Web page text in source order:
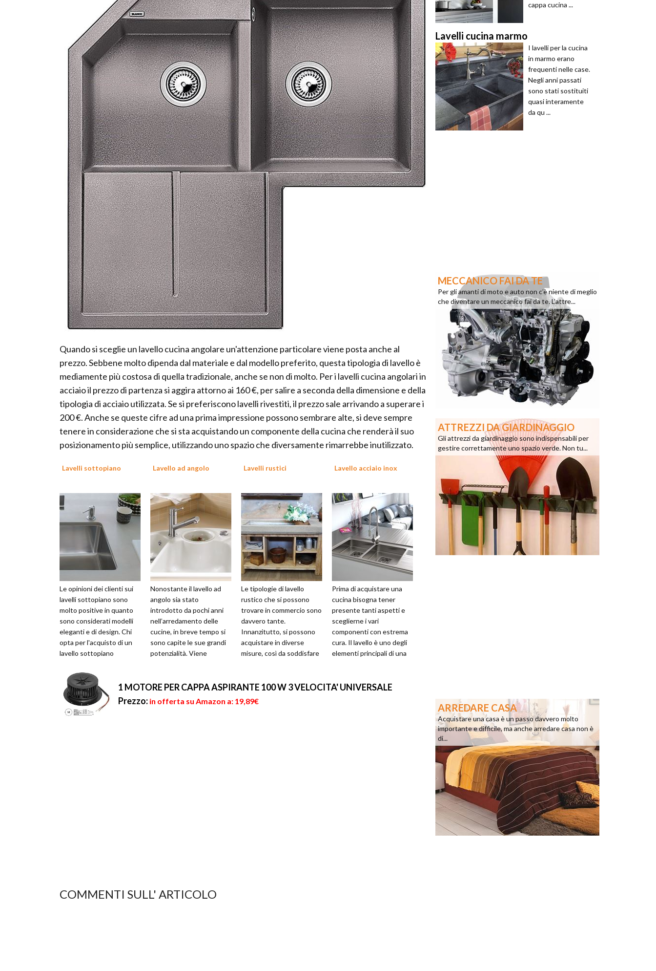
Quando si sceglie un lavello cucina angolare un'attenzione particolare viene posta anche al
prezzo. Sebbene molto dipenda dal materiale e dal modello preferito, questa tipologia di lavello è
mediamente più costosa di quella tradizionale, anche se non di molto. Per i lavelli cucina angolari in
acciaio il prezzo di partenza si aggira attorno ai 160 €, per salire a seconda della dimensione e della
tipologia di acciaio utilizzata. Se si preferiscono lavelli rivestiti, il prezzo sale arrivando a superare i
200 €. Anche se queste cifre ad una prima impressione possono sembrare alte, si deve sempre
tenere in considerazione che si sta acquistando un componente della cucina che renderà il suo
posizionamento più semplice, utilizzando uno spazio che diversamente rimarrebbe inutilizzato.
Lavelli sottopiano
Le opinioni dei clienti sui
lavelli sottopiano sono
molto positive in quanto
sono considerati modelli
eleganti e di design. Chi
opta per l'acquisto di un
lavello sottopiano
pos...
Lavello ad angolo
Nonostante il lavello ad
angolo sia stato
introdotto da pochi anni
nell’arredamento delle
cucine, in breve tempo si
sono capite le sue grandi
potenzialità. Viene
Lavelli rustici
Le tipologie di lavello
rustico che si possono
trovare in commercio sono
davvero tante.
Innanzitutto, si possono
acquistare in diverse
misure, così da soddisfare
Lavello acciaio inox
Prima di acquistare una
cucina bisogna tener
presente tanti aspetti e
sceglierne i vari
componenti con estrema
cura. Il lavello è uno degli
elementi principali di una
1 MOTORE PER CAPPA ASPIRANTE 100 W 3 VELOCITA' UNIVERSALE
Prezzo: in offerta su Amazon a: 19,89€
COMMENTI SULL' ARTICOLO
cappa cucina ...
Lavelli cucina marmo
I lavelli per la cucina
in marmo erano
frequenti nelle case.
Negli anni passati
sono stati sostituiti
quasi interamente
da qu ...
MECCANICO FAI DA TE
Per gli amanti di moto e auto non c’è niente di meglio
che diventare un meccanico fai da te. L’attre...
ATTREZZI DA GIARDINAGGIO
Gli attrezzi da giardinaggio sono indispensabili per
gestire correttamente uno spazio verde. Non tu...
ARREDARE CASA
Acquistare una casa è un passo davvero molto
importante e difficile, ma anche arredare casa non è
di...